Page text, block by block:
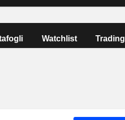
Watchlist Trading